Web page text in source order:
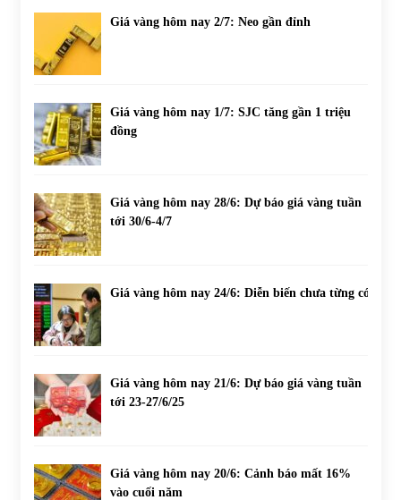
Giá vàng hôm nay 2/7: Neo gần đỉnh
Giá vàng hôm nay 1/7: SJC tăng gần 1 triệu
đồng
Giá vàng hôm nay 28/6: Dự báo giá vàng tuần
tới 30/6-4/7
Giá vàng hôm nay 24/6: Diễn biến chưa từng có
Giá vàng hôm nay 21/6: Dự báo giá vàng tuần
tới 23-27/6/25
Giá vàng hôm nay 20/6: Cảnh báo mất 16%
vào cuối năm